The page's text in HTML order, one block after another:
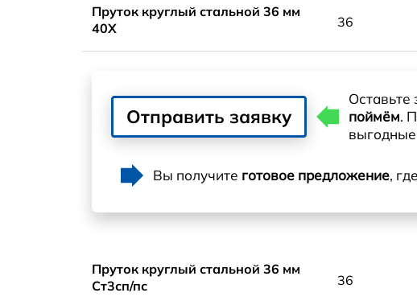
Пруток круглый стальной 36 мм
40Х
36
Отправить заявку
Оставьте
поймём.
Вы получите готовое предложение,
Пруток круглый стальной 36 мм
Ст3сп/пс
36